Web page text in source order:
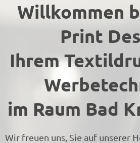
Willkommen
Print
Ihrem
im Raum Bad
Wir freuen uns, Sie auf unserer